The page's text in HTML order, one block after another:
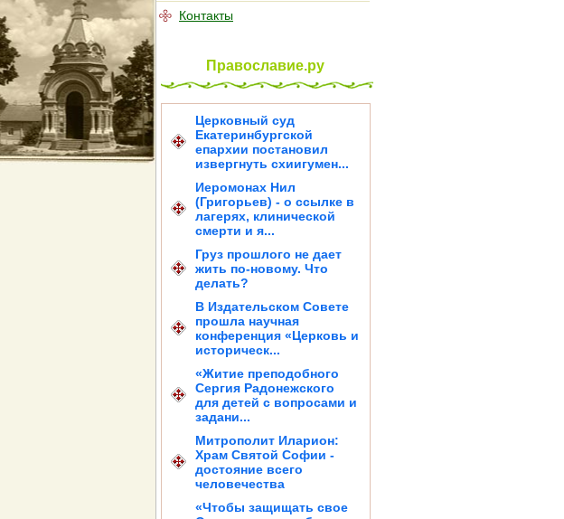
Контакты
Православие.ру
Церковный суд
Екатеринбургской
епархии постановил
извергнуть схиигумен...
Иеромонах Нил
(Григорьев) - о ссылке в
лагерях, клинической
смерти и я...
Груз прошлого не дает
жить по-новому. Что
делать?
В Издательском Совете
прошла научная
конференция «Церковь и
историческ...
«Житие преподобного
Сергия Радонежского
для детей с вопросами и
задани...
Митрополит Иларион:
Храм Святой Софии -
достояние всего
человечества
«Чтобы защищать свое